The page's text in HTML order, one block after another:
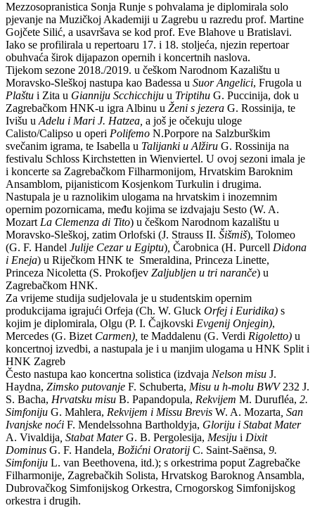
Mezzosopranistica Sonja Runje s pohvalama je diplomirala solo
pjevanje na Muzičkoj Akademiji u Zagrebu u razredu prof. Martine
Gojčete Silić, a usavršava se kod prof. Eve Blahove u Bratislavi.
Iako se profilirala u repertoaru 17. i 18. stoljeća, njezin repertoar
obuhvaća širok dijapazon opernih i koncertnih naslova.
Tijekom sezone 2018./2019. u češkom Narodnom Kazalištu u
Moravsko-Sleškoj nastupa kao Badessa u Suor Angelici, Frugola u
Plaštu i Zita u Gianniju Scchicchiju u Triptihu G. Puccinija, dok u
Zagrebačkom HNK-u igra Albinu u Ženi s jezera G. Rossinija, te
Ivišu u Adelu i Mari J. Hatzea, a još je očekuju uloge
Calisto/Calipso u operi Polifemo N.Porpore na Salzburškim
svečanim igrama, te Isabella u Talijanki u Alžiru G. Rossinija na
festivalu Schloss Kirchstetten in Wienviertel. U ovoj sezoni imala je
i koncerte sa Zagrebačkom Filharmonijom, Hrvatskim Baroknim
Ansamblom, pijanisticom Kosjenkom Turkulin i drugima.
Nastupala je u raznolikim ulogama na hrvatskim i inozemnim
opernim pozornicama, među kojima se izdvajaju Sesto (W. A.
Mozart La Clemenza di Tito) u češkom Narodnom kazalištu u
Moravsko-Sleškoj, zatim Orlofski (J. Strauss II. Šišmiš), Tolomeo
(G. F. Handel Julije Cezar u Egiptu) Čarobnica (H. Purcell Didona
i Eneja) u Riječkom HNK te Smeraldina, Princeza Linette,
Princeza Nicoletta (S. Prokofjev Zaljubljen u tri naranče) u
Zagrebačkom HNK.
Za vrijeme studija sudjelovala je u studentskim opernim
produkcijama igrajući Orfeja (Ch. W. Gluck Orfej i Euridika) s
kojim je diplomirala, Olgu (P. I. Čajkovski Evgenij Onjegin),
Mercedes (G. Bizet Carmen), te Maddalenu (G. Verdi Rigoletto) u
koncertnoj izvedbi, a nastupala je i u manjim ulogama u HNK Split i
HNK Zagreb
Često nastupa kao koncertna solistica (izdvaja Nelson misu J.
Haydna, Zimsko putovanje F. Schuberta, Misu u h-molu BWV232 J.
S. Bacha, Hrvatsku misu B. Papandopula, Rekvijem M. Durufléa, 2.
Simfoniju G. Mahlera, Rekvijem i Missu Brevis W. A. Mozarta , San
Ivanjske noći F. Mendelssohna Bartholdyja, Gloriju i Stabat Mater
A. Vivaldija , Stabat MaterG. B. Pergolesija, Mesiju i Dixit
Dominus G. F. Handela Božićni Oratorij C. Saint-Saënsa, 9.
Simfoniju L. van Beethovena, itd.); s orkestrima poput Zagrebačke
Filharmonije, Zagrebačkih Solista, Hrvatskog Baroknog Ansambla,
Dubrovačkog Simfonijskog Orkestra, Crnogorskog Simfonijskog
orkestra i drugih.